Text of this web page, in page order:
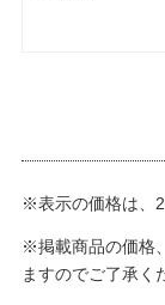
※表示の価格は、
※掲載商品の価格
ますのでご了承く